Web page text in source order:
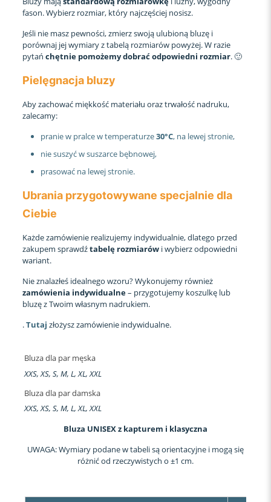
fason. Wybierz rozmiar, który najczęściej nosisz.
Jeśli nie masz pewności, zmierz swoją ulubioną bluzę i
porównaj jej wymiary z tabelą rozmiarów powyżej. W razie
pytań chętnie pomożemy dobrać odpowiedni rozmiar. 🙂
Pielęgnacja bluzy
Aby zachować miękkość materiału oraz trwałość nadruku,
zalecamy:
pranie w pralce w temperaturze30°C, na lewej stronie,
nie suszyć w suszarce bębnowej,
prasować na lewej stronie.
Ubrania przygotowywane specjalnie dla
Ciebie
Każde zamówienie realizujemy indywidualnie, dlatego przed
zakupem sprawdźtabelę rozmiarówi wybierz odpowiedni
wariant.
Nie znalazłeś idealnego wzoru? Wykonujemy również
zamówienia indywidualne– przygotujemy koszulkę lub
bluzę z Twoim własnym nadrukiem.
.Tutaj złożysz zamówienie indywidualne.
Bluza dla par męska
XXS, XS, S, M, L, XL, XXL
Bluza dla par damska
XXS, XS, S, M, L, XL, XXL
Bluza UNISEX z kapturem i klasyczna
UWAGA: Wymiary podane w tabeli są orientacyjne i mogą się
różnić od rzeczywistych o ±1 cm.